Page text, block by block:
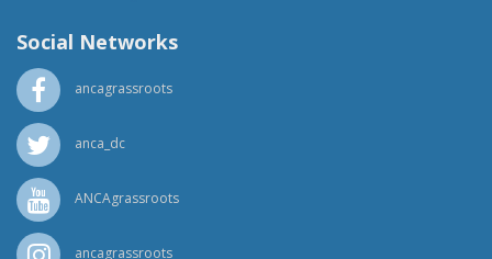
Social Networks
ancagrassroots
anca_dc
ANCAgrassroots
ancagrassroots